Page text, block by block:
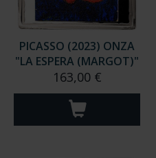
PICASSO (2023) ONZA
"LA ESPERA (MARGOT)"
163,00 €